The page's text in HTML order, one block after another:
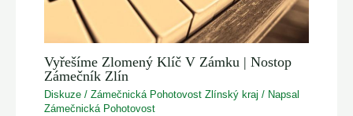
Vyřešíme Zlomený Klíč V Zámku | Nostop
Zámečník Zlín
Diskuze /Zámečnická Pohotovost Zlínský kraj / Napsal
Zámečnická Pohotovost